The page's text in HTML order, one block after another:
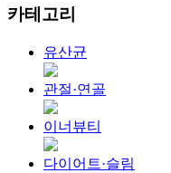
카테고리
유산균
관절·연골
이너뷰티
다이어트·슬림